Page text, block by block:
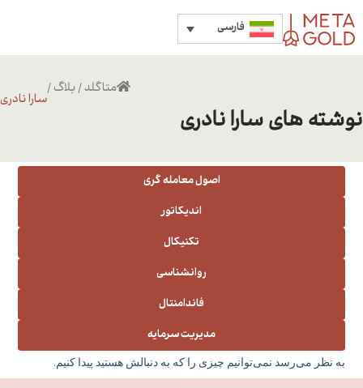
فارسی
سارا نادری
متاگلد /بلاگ /
نوشته های سارا نادری
مدیریت سرمایه
فاندامنتال
روانشناسی
تکنیکال
اندیکاتور
اصول معامله گری
به نظر می‌رسد نمی‌توانیم چیزی را که به دنبالش هستید پیدا کنیم.